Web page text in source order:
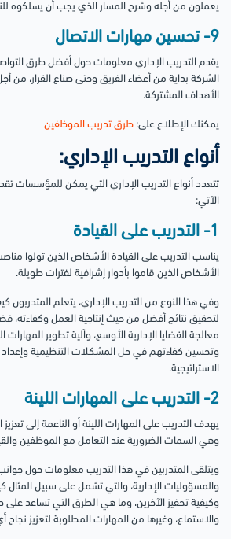
يعملون من أجله وشرح المسار الذي يجب أن يسلكوه
9- تحسين مهارات الاتصال
يقدم التدريب الإداري معلومات حول أفضل طرق
الشركة بداية من أعضاء الفريق وحتى صناع القرار، من
الأهداف المشتركة.
يمكنك الإطلاع على: طرق تدريب الموظفين
أنواع التدريب الإداري:
تتعدد أنواع التدريب الإداري التي يمكن للمؤسسات
الآتي:
1- التدريب على القيادة
يناسب التدريب على القيادة الأشخاص الذين تولوا
الأشخاص الذين قاموا بأدوار إشرافية لفترات طويلة.
وفي هذا النوع من التدريب الإداري، يتعلم
لتحقيق نتائج أفضل من حيث إنتاجية العمل وكفاءته،
معالجة القضايا الإدارية الأوسع، وآلية تطوير المهارات
وتحسين كفاءتهم في حل المشكلات التنظيمية
الاستراتيجية.
2- التدريب على المهارات اللينة
يهدف التدريب على المهارات اللينة أو الناعمة إلى
وهي السمات الضرورية عند التعامل مع الموظفين
ويتلقى المتدربين في هذا التدريب معلومات حول
والمسؤوليات الإدارية، والتي تشمل على سبيل المثال
وكيفية تحفيز الآخرين، وما هي الطرق التي تساعد
والاستماع، وغيرها من المهارات المطلوبة لتعزيز